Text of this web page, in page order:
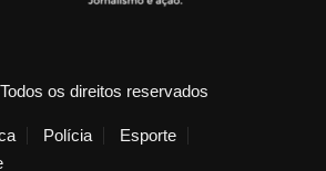
os direitos reservados
Polícia
Esporte